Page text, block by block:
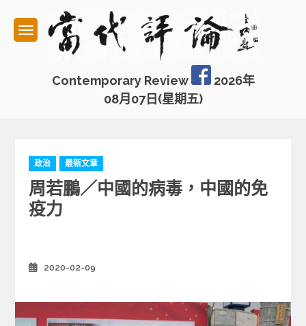
content
Contemporary Review
2026年
08月07日(星期五)
C
a
t
e
g
i
e
政治 最新文章
周若鵬／中國的病毒，中國的免
疫力
2020-02-09